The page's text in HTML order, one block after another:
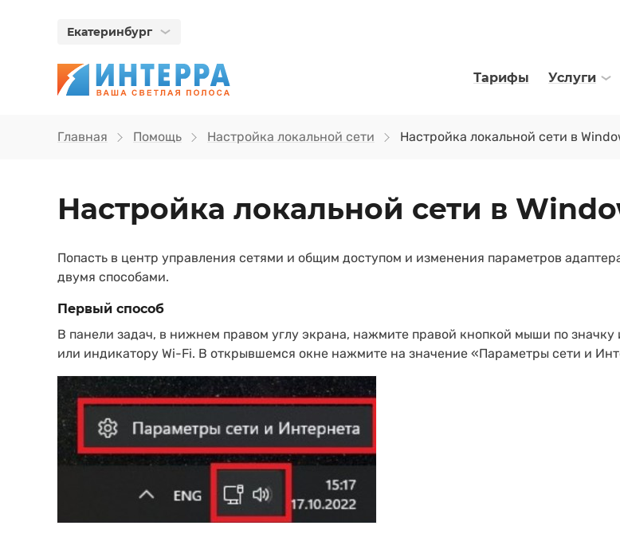
Екатеринбург
Тарифы Услуги
Главная Помощь Настройка локальной сети Настройка локальной сети в
Настройка локальной сети в
Попасть в центр управления сетями и общим доступом и изменения параметров
двумя способами.
Первый способ
В панели задач, в нижнем правом углу экрана, нажмите правой кнопкой мыши по значку
или индикатору Wi-Fi. В открывшемся окне нажмите на значение «Параметры сети и